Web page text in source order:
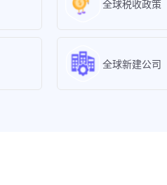
全球税收政策
全球新建公司